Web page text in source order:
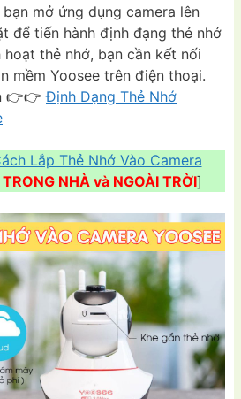
mở ứng dụng camera lên
để tiến hành định đạng thẻ nhớ
thẻ nhớ, bạn cần kết nối
mềm Yoosee trên điện thoại.
👉👉Định Dạng Thẻ Nhớ
Lắp Thẻ Nhớ Vào Camera
TRONG NHÀ và NGOÀI TRỜI]